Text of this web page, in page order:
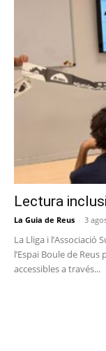
Lectura
La Guia de Reus - 3
La Lliga i
l’Espai Boule de
accessibles a través...